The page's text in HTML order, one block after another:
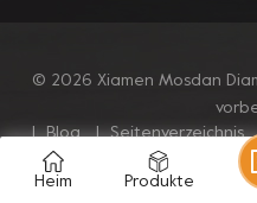
© 2026 Xiamen Mosdan
|
Blog | Seitenverzeichnis
Heim Produkte